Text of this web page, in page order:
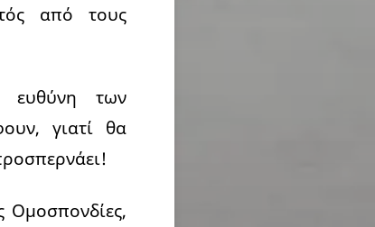
από τους
ευθύνη των
γιατί θα
Ομοσπονδίες,